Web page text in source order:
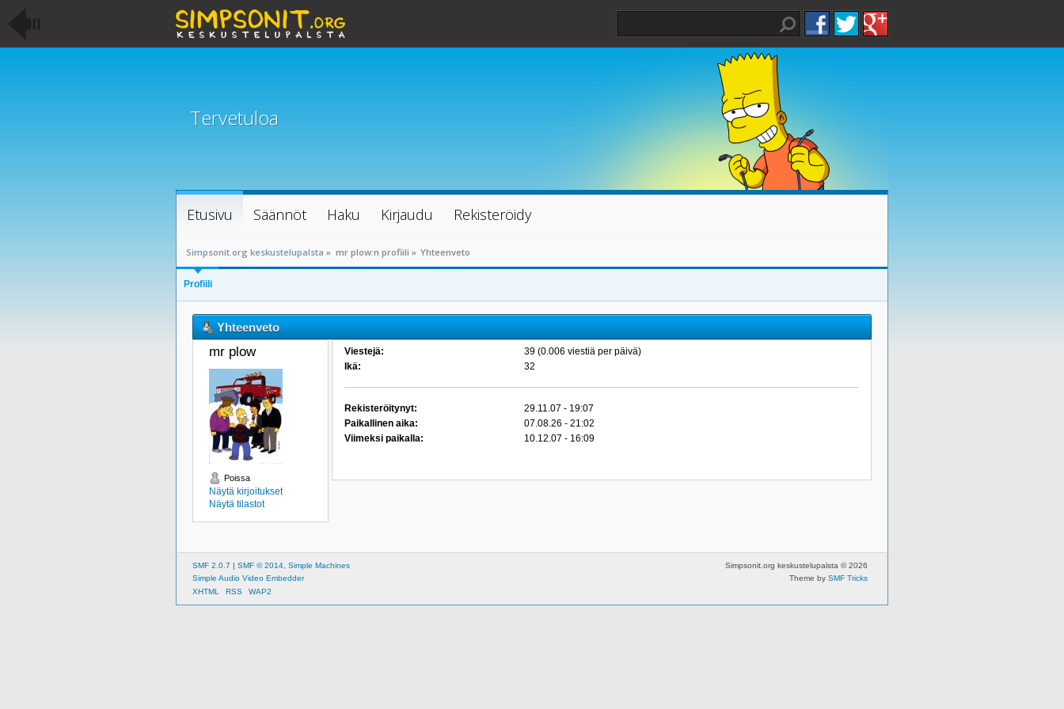
Tervetuloa
Etusivu Säännöt Haku Kirjaudu Rekisteröidy
Simpsonit.org keskustelupalsta » mr plow:n profiili » Yhteenveto
Profiili
Yhteenveto
mr plow
Poissa
Näytä kirjoitukset
Näytä tilastot
Viestejä:
39 (0.006 viestiä per päivä)
Ikä:
32
Rekisteröitynyt:
29.11.07 - 19:07
Paikallinen aika:
07.08.26 - 21:02
Viimeksi paikalla:
10.12.07 - 16:09
Simpsonit.org keskustelupalsta © 2026
Theme by SMF Tricks
SMF 2.0.7 | SMF © 2014 Simple Machines
Simple Audio Video Embedder
XHTML
RSS WAP2